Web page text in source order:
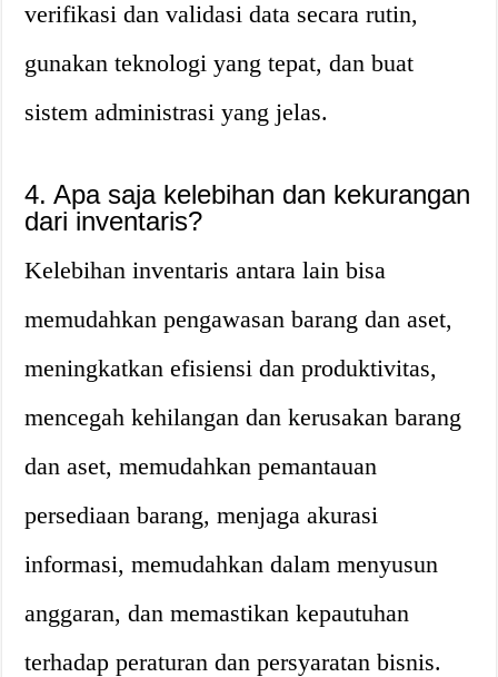
verifikasi dan validasi data secara rutin,
gunakan teknologi yang tepat, dan buat
sistem administrasi yang jelas.
4. Apa saja kelebihan dan kekurangan
dari inventaris?
Kelebihan inventaris antara lain bisa
memudahkan pengawasan barang dan aset,
meningkatkan efisiensi dan produktivitas,
mencegah kehilangan dan kerusakan barang
dan aset, memudahkan pemantauan
persediaan barang, menjaga akurasi
informasi, memudahkan dalam menyusun
anggaran, dan memastikan kepautuhan
terhadap peraturan dan persyaratan bisnis.